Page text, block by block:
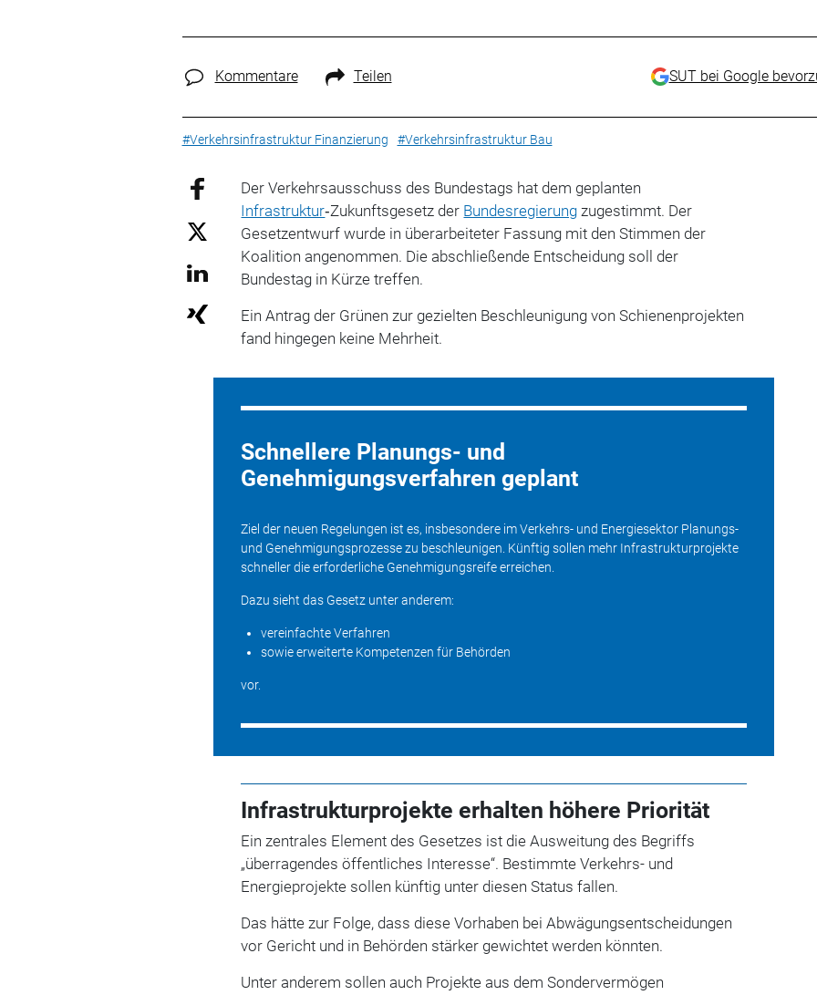
Kommentare Teilen SUT bei Google
#Verkehrsinfrastruktur Finanzierung #Verkehrsinfrastruktur Bau
Der Verkehrsausschuss des Bundestags hat dem geplanten
Infrastruktur‑Zukunftsgesetz der Bundesregierung zugestimmt. Der
Gesetzentwurf wurde in überarbeiteter Fassung mit den Stimmen der
Koalition angenommen. Die abschließende Entscheidung soll der
Bundestag in Kürze treffen.
Ein Antrag der Grünen zur gezielten Beschleunigung von Schienenprojekten
fand hingegen keine Mehrheit.
Schnellere Planungs- und
Genehmigungsverfahren geplant
Ziel der neuen Regelungen ist es, insbesondere im Verkehrs- und Energiesektor Planungs-
und Genehmigungsprozesse zu beschleunigen. Künftig sollen mehr Infrastrukturprojekte
schneller die erforderliche Genehmigungsreife erreichen.
Dazu sieht das Gesetz unter anderem:
vereinfachte Verfahren
sowie erweiterte Kompetenzen für Behörden
vor.
Infrastrukturprojekte erhalten höhere Priorität
Ein zentrales Element des Gesetzes ist die Ausweitung des Begriffs
„überragendes öffentliches Interesse“. Bestimmte Verkehrs- und
Energieprojekte sollen künftig unter diesen Status fallen.
Das hätte zur Folge, dass diese Vorhaben bei Abwägungsentscheidungen
vor Gericht und in Behörden stärker gewichtet werden könnten.
Unter anderem sollen auch Projekte aus dem Sondervermögen